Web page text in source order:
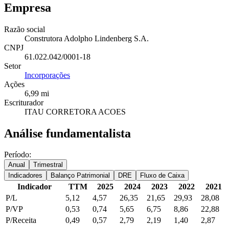
Empresa
Razão social
Construtora Adolpho Lindenberg S.A.
CNPJ
61.022.042/0001-18
Setor
Incorporações
Ações
6,99 mi
Escriturador
ITAU CORRETORA ACOES
Análise fundamentalista
Período:
Anual
Trimestral
Indicadores
Balanço Patrimonial DRE Fluxo de Caixa
Indicador TTM 2025 2024 2023 2022
2021
P/L
5,12 4,57 26,35 21,65 29,93
28,08
P/VP
0,53 0,74 5,65 6,75 8,86
22,88
P/Receita
0,49 0,57 2,79 2,19 1,40
2,87